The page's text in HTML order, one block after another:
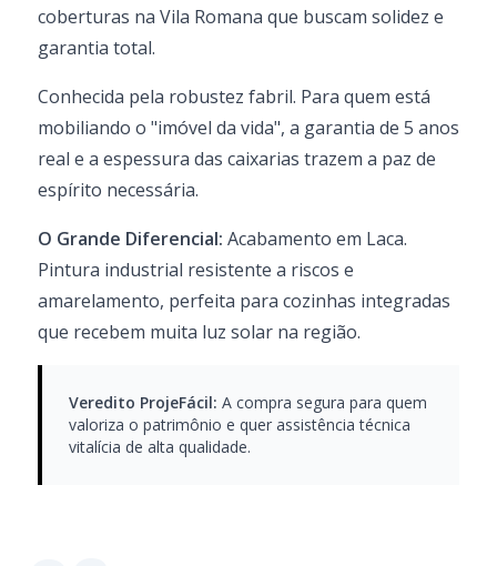
coberturas na Vila Romana que buscam solidez e
garantia total.
Conhecida pela robustez fabril. Para quem está
mobiliando o "imóvel da vida", a garantia de 5 anos
real e a espessura das caixarias trazem a paz de
espírito necessária.
O Grande Diferencial: Acabamento em Laca.
Pintura industrial resistente a riscos e
amarelamento, perfeita para cozinhas integradas
que recebem muita luz solar na região.
Veredito ProjeFácil: A compra segura para quem
valoriza o patrimônio e quer assistência técnica
vitalícia de alta qualidade.